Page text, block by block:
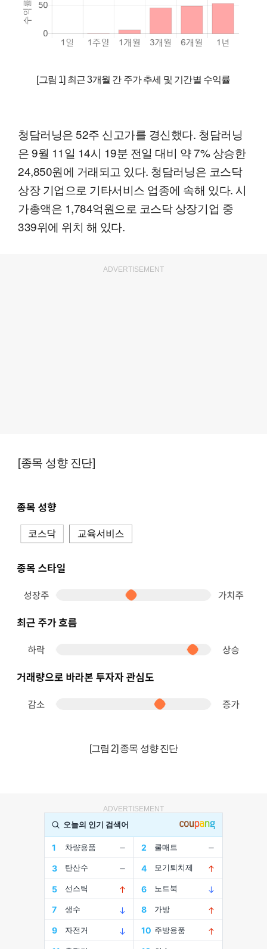
[그림 1] 최근 3개월 간 주가 추세 및 기간별 수익률
청담러닝은 52주 신고가를 경신했다. 청담러닝
은 9월 11일 14시 19분 전일 대비 약 7% 상승한
24,850원에 거래되고 있다. 청담러닝은 코스닥
상장 기업으로 기타서비스 업종에 속해 있다. 시
가총액은 1,784억원으로 코스닥 상장기업 중
339위에 위치 해 있다.
ADVERTISEMENT
[종목 성향 진단]
[그림 2] 종목 성향 진단
ADVERTISEMENT